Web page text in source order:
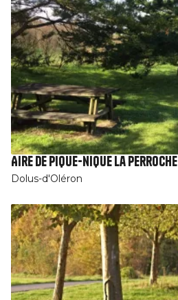
Aire de pique-nique La Perroche
Dolus-d'Oléron